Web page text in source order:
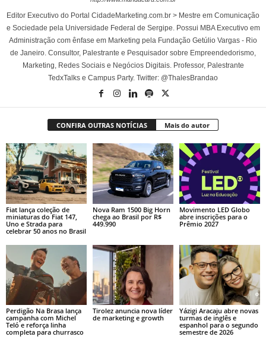
Editor Executivo do Portal CidadeMarketing.com.br > Mestre em Comunicação
e Sociedade pela Universidade Federal de Sergipe. Possui MBA Executivo em
Administração com ênfase em Marketing pela Fundação Getúlio Vargas - Rio
de Janeiro. Consultor, Palestrante e Pesquisador sobre Empreendedorismo,
Marketing, Redes Sociais e Negócios Digitais. Professor, Palestrante
TedxTalks e Campus Party. Twitter: @ThalesBrandao
CONFIRA OUTRAS NOTÍCIAS Mais do autor
Fiat lança coleção de
miniaturas do Fiat 147,
Uno e Strada para
celebrar 50 anos no Brasil
Nova Ram 1500 Big Horn
chega ao Brasil por R$
449.990
Movimento LED Globo
abre inscrições para o
Prêmio 2027
Perdigão Na Brasa lança
campanha com Michel
Teló e reforça linha
completa para churrasco
Tirolez anuncia nova líder
de marketing e growth
Yázigi Aracaju abre novas
turmas de inglês e
espanhol para o segundo
semestre de 2026